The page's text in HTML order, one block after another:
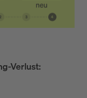
Verlust: